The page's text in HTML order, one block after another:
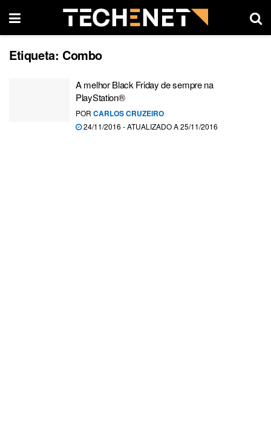
Etiqueta: Combo
A melhor Black Friday de sempre na
PlayStation®
POR CARLOS CRUZEIRO
24/11/2016 - ATUALIZADO A 25/11/2016